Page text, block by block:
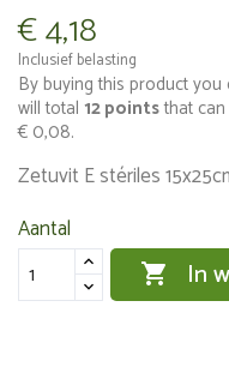
€ 4,18
Inclusief belasting
By buying this product
will total 12pointsthat
€ 0,08.
Zetuvit E stériles
Aantal
 In